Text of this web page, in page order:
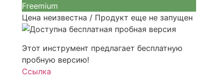
Freemium
Цена неизвестна / Продукт еще не запущен
Этот инструмент предлагает бесплатную
пробную версию!
Ссылка